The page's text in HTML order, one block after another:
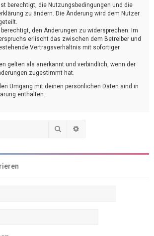
berechtigt, die Nutzungsbedingungen und die
zu ändern. Die Änderung wird dem Nutzer
den Änderungen zu widersprechen. Im
erlischt das zwischen dem Betreiber und
Vertragsverhältnis mit sofortiger
gelten als anerkannt und verbindlich, wenn der
zugestimmt hat.
Umgang mit deinen persönlichen Daten sind in
enthalten.
Suche